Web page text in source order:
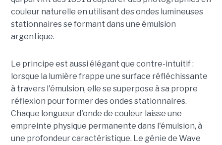
couleur naturelle en utilisant des ondes lumineuses
stationnaires se formant dans une émulsion
argentique.
Le principe est aussi élégant que contre-intuitif :
lorsque la lumière frappe une surface réfléchissante
à travers l'émulsion, elle se superpose à sa propre
réflexion pour former des ondes stationnaires.
Chaque longueur d'onde de couleur laisse une
empreinte physique permanente dans l'émulsion, à
une profondeur caractéristique. Le génie de Wave